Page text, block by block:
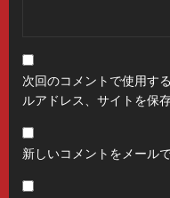
次回のコメントで使用す
ルアドレス、サイトを保存
新しいコメントをメール